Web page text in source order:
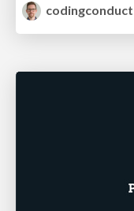
codingconduct